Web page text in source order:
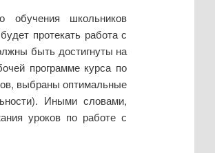
обучения школьников
протекать работа с
быть достигнуты на
программе курса по
выбраны оптимальные
Иными словами,
уроков по работе с